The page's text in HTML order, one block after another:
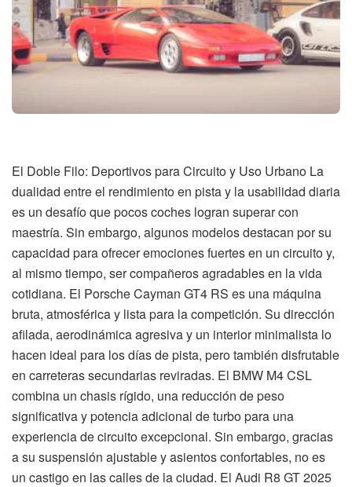
El Doble Filo: Deportivos para Circuito y Uso Urbano La
dualidad entre el rendimiento en pista y la usabilidad diaria
es un desafío que pocos coches logran superar con
maestría. Sin embargo, algunos modelos destacan por su
capacidad para ofrecer emociones fuertes en un circuito y,
al mismo tiempo, ser compañeros agradables en la vida
cotidiana. El Porsche Cayman GT4 RS es una máquina
bruta, atmosférica y lista para la competición. Su dirección
afilada, aerodinámica agresiva y un interior minimalista lo
hacen ideal para los días de pista, pero también disfrutable
en carreteras secundarias reviradas. El BMW M4 CSL
combina un chasis rígido, una reducción de peso
significativa y potencia adicional de turbo para una
experiencia de circuito excepcional. Sin embargo, gracias
a su suspensión ajustable y asientos confortables, no es
un castigo en las calles de la ciudad. El Audi R8 GT 2025